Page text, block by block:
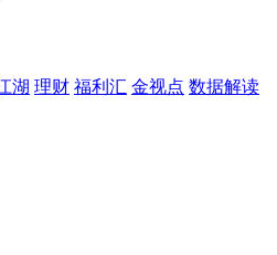
湖 理财 福利汇 金视点 数据解读